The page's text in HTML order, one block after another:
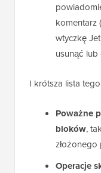
komentarz
wtyczkę
usunąć
I krótsza lista
Poważne
bloków,
Operacje